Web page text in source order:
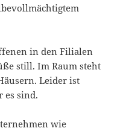
in den Filialen
still. Im Raum steht
Leider ist
es sind.
wie